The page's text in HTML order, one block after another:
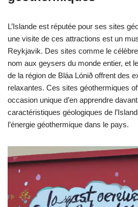
L’Islande est réputée pour ses sites
une visite de ces attractions est un
Reykjavik. Des sites comme le
nom aux geysers du monde entier, et
de la région de Bláa Lónið offrent des
relaxantes. Ces sites géothermiques
occasion unique d’en apprendre
caractéristiques géologiques de
l’énergie géothermique dans le pays.